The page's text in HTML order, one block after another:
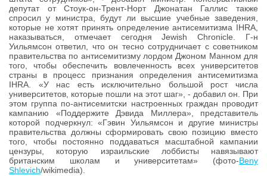
депутат от Стоук-он-Трент-Норт Джонатан Галлис также
спросил у министра, будут ли высшие учебные заведения,
которые не хотят принять определение антисемитизма IHRA,
наказываться, отмечает сегодня Jewish Chronicle. Г-н
Уильямсон ответил, что он тесно сотрудничает с советником
правительства по антисемитизму лордом Джоном Манном для
того, чтобы обеспечить вовлеченность всех университетов
страны в процесс признания определения антисемитизма
IHRA. «У нас есть исключительно большой рост числа
университетов, которые пошли на этот шаг», - добавил он. При
этом группа по-антисемитски настроенных граждан проводит
кампанию «Поддержите Дэвида Миллера», представитель
которой подчеркнул: «Гэвин Уильямсон и другие министры
правительства должны сформировать свою позицию вместо
того, чтобы постоянно поддаваться масштабной кампании
цензуры, которую израильские лоббисты навязывают
британским школам и университетам» (фото-Beny
Shlevich/wikimedia).